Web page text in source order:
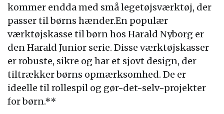
kommer endda med små legetøjsværktøj, der
passer til børns hænder.En populær
værktøjskasse til børn hos Harald Nyborg er
den Harald Junior serie. Disse værktøjskasser
er robuste, sikre og har et sjovt design, der
tiltrækker børns opmærksomhed. De er
ideelle til rollespil og gør-det-selv-projekter
for børn.**